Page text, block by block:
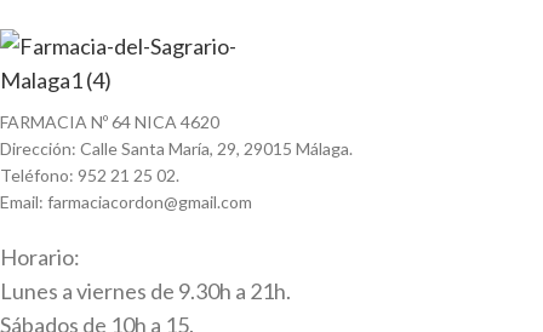
FARMACIA Nº 64 NICA 4620
Dirección: Calle Santa María, 29, 29015 Málaga.
Teléfono: 952 21 25 02.
Email: farmaciacordon@gmail.com
Horario:
Lunes a viernes de 9.30h a 21h.
Sábados de 10h a 15.